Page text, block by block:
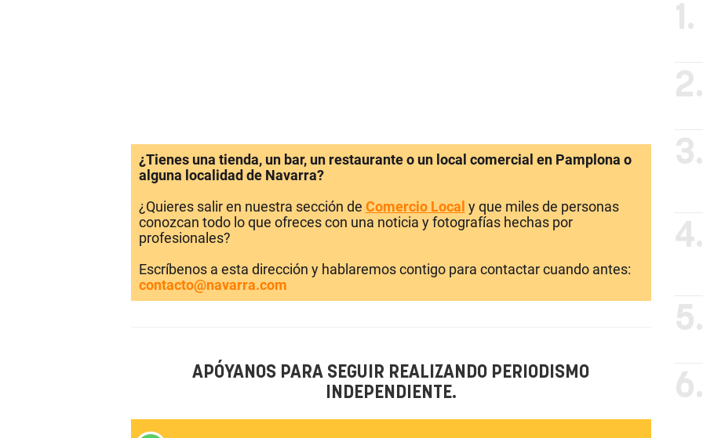
¿Tienes una tienda, un bar, un restaurante o un local comercial en Pamplona o
alguna localidad de Navarra?
¿Quieres salir en nuestra sección de Comercio Local y que miles de personas
conozcan todo lo que ofreces con una noticia y fotografías hechas por
profesionales?
Escríbenos a esta dirección y hablaremos contigo para contactar cuando antes:
contacto@navarra.com
APÓYANOS PARA SEGUIR REALIZANDO PERIODISMO
INDEPENDIENTE.
1.
2.
3.
4.
5.
6.